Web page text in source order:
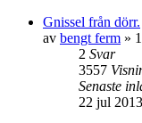
Gnissel från dörr.
av bengt ferm »
2 Svar
3557
Senaste
22 jul